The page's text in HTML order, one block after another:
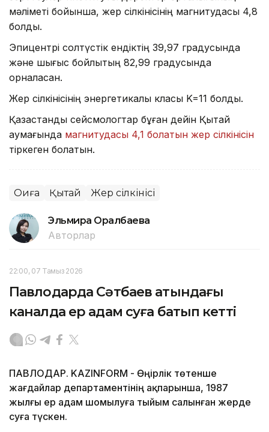
мәліметі бойынша, жер сілкінісінің магнитудасы 4,8
болды.
Эпицентрі солтүстік ендіктің 39,97 градусында
және шығыс бойлықтың 82,99 градусында
орналасқан.
Жер сілкінісінің энергетикалық класы K=11 болды.
Қазақстандық сейсмологтар бұған дейін Қытай
аумағында магнитудасы 4,1 болатын жер сілкінісін
тіркеген болатын.
Оқиға Қытай Жер сілкінісі
Эльмира Оралбаева
Авторлар
22:00, 07 Тамыз 2026
Павлодарда Сәтбаев атындағы
каналда ер адам суға батып кетті
ПАВЛОДАР. KAZINFORM - Өңірлік төтенше
жағдайлар департаментінің ақпарынша, 1987
жылғы ер адам шомылуға тыйым салынған жерде
суға түскен.